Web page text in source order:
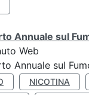
Annuale sul
Web
Annuale sul
NICOTINA